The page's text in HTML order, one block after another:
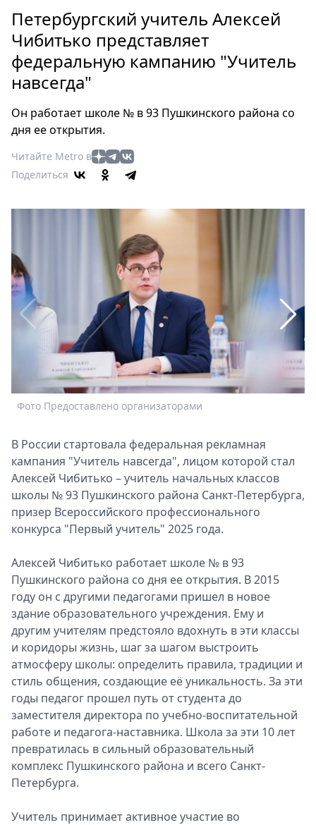
Россия
Мир
Здоровье
Еда
Мода
Театр
Кино
Афиша
Выставки
Пресс-
релизы
Metro
Стримы
Спецпроекты
Звезды
Выборы
2026
Metro
Петербургский учитель Алексей
Чибитько представляет
федеральную кампанию "Учитель
навсегда"
Он работает школе № в 93 Пушкинского района со
дня ее открытия.
Читайте Metro в
Поделиться
Фото Предоставлено организаторами
В России стартовала федеральная рекламная
кампания "Учитель навсегда", лицом которой стал
Алексей Чибитько – учитель начальных классов
школы № 93 Пушкинского района Санкт-Петербурга,
призер Всероссийского профессионального
конкурса "Первый учитель" 2025 года.
Алексей Чибитько работает школе № в 93
Пушкинского района со дня ее открытия. В 2015
году он с другими педагогами пришел в новое
здание образовательного учреждения. Ему и
другим учителям предстояло вдохнуть в эти классы
и коридоры жизнь, шаг за шагом выстроить
атмосферу школы: определить правила, традиции и
стиль общения, создающие её уникальность. За эти
годы педагог прошел путь от студента до
заместителя директора по учебно-воспитательной
работе и педагога-наставника. Школа за эти 10 лет
превратилась в сильный образовательный
комплекс Пушкинского района и всего Санкт-
Петербурга.
Учитель принимает активное участие во